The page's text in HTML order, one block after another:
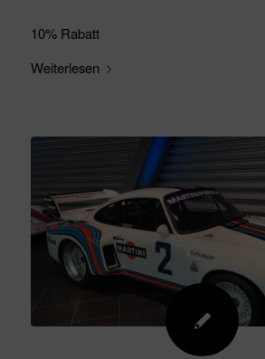
10% Rabatt
Weiterlesen